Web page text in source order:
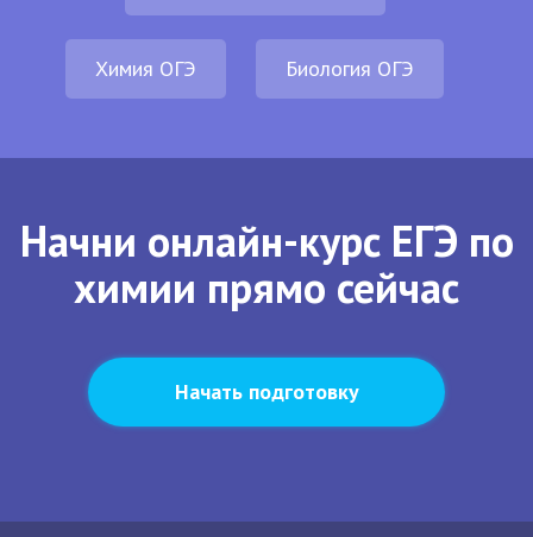
Химия ОГЭ Биология ОГЭ
Начни онлайн-курс ЕГЭ по
химии прямо сейчас
Начать подготовку